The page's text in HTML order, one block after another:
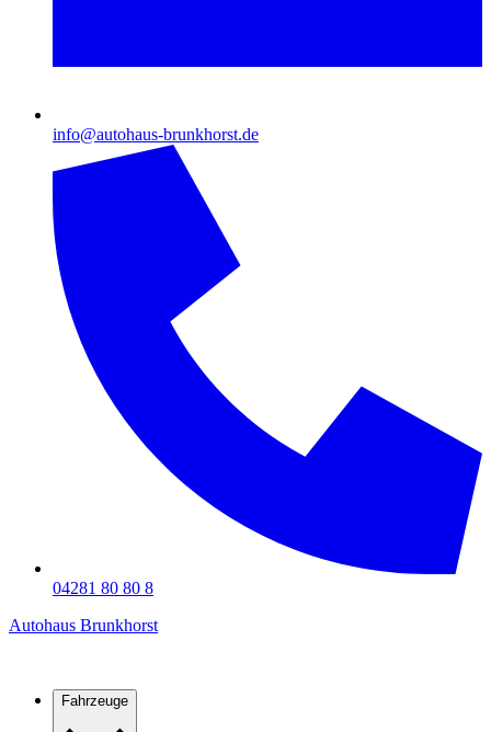
info@autohaus-brunkhorst.de
04281 80 80 8
Autohaus Brunkhorst
Fahrzeuge